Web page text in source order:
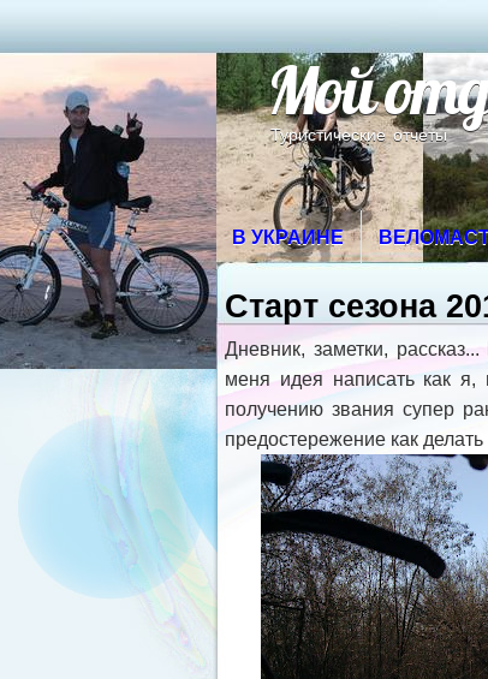
Мой
Туристические отчеты
В УКРАИНЕ
Старт сезона
Дневник, заметки,
меня идея написать как я,
получению звания супер
предостережение как